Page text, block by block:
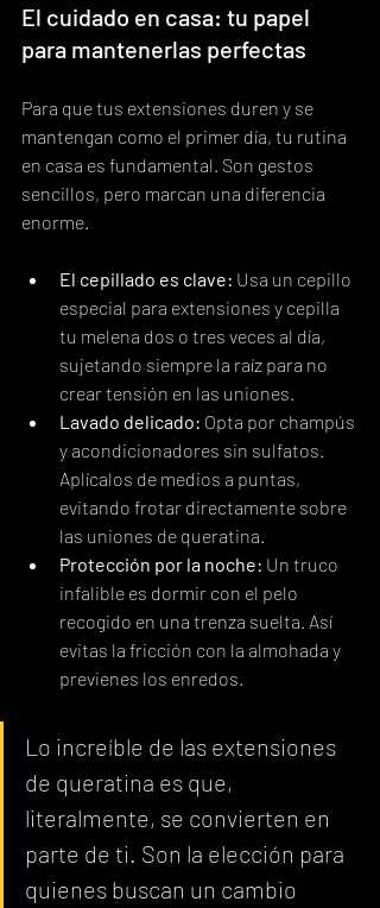
El cuidado en casa: tu papel
para mantenerlas perfectas
Para que tus extensiones duren y se
mantengan como el primer día, tu rutina
en casa es fundamental. Son gestos
sencillos, pero marcan una diferencia
enorme.
El cepillado es clave: Usa un cepillo
especial para extensiones y cepilla
tu melena dos o tres veces al día,
sujetando siempre la raíz para no
crear tensión en las uniones.
Lavado delicado: Opta por champús
y acondicionadores sin sulfatos.
Aplícalos de medios a puntas,
evitando frotar directamente sobre
las uniones de queratina.
Protección por la noche: Un truco
infalible es dormir con el pelo
recogido en una trenza suelta. Así
evitas la fricción con la almohada y
previenes los enredos.
Lo increíble de las extensiones
de queratina es que,
literalmente, se convierten en
parte de ti. Son la elección para
quienes buscan un cambio